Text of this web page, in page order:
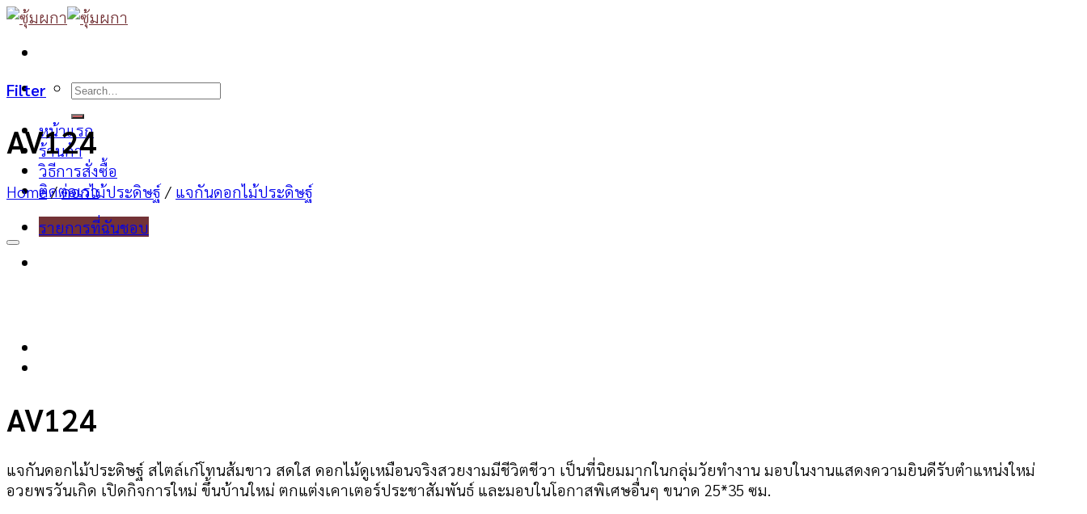
Skip
content
Search
หน้าแรก
ร้านค้า
วิธีการสั่งซื้อ
ติดต่อเรา
รายการที่ฉันชอบ
Filter
AV124
Home / ดอกไม้ประดิษฐ์ / แจกันดอกไม้ประดิษฐ์
AV124
แจกันดอกไม้ประดิษฐ์ สไตล์เก๋โทนส้มขาว สดใส ดอกไม้ดูเหมือนจริงสวยงามมีชีวิตชีวา เป็นที่นิยมมากในกลุ่มวัยทำงาน มอบในงานแสดงความยินดีรับตำแหน่งใหม่
อวยพรวันเกิด เปิดกิจการใหม่ ขึ้นบ้านใหม่ ตกแต่งเคาเตอร์ประชาสัมพันธ์ และมอบในโอกาสพิเศษอื่นๆ ขนาด 25*35 ซม.